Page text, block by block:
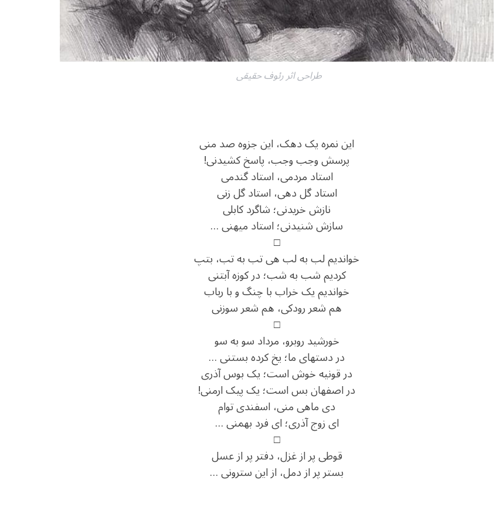
طراحی اثر رئوف حقیقی
این نمره یک دهک، این جزوه صد منی
پرسش وجب وجب، پاسخ کشیدنی!
استاد مردمی، استاد گندمی
استاد گل دهی، استاد گل زنی
نازش خریدنی؛ شاگرد کابلی
سازش شنیدنی؛ استاد میهنی …
□
خواندیم لب به لب هی تب به تب، بتپ
کردیم شب به شب؛ در کوزه آبتنی
خواندیم یک خراب با چنگ و با رباب
هم شعر رودکی، هم شعر سوزنی
□
خورشید روبرو، مرداد سو به سو
در دستهای ما؛ یخ کرده بستنی …
در قونیه خوش است؛ یک بوس آذری
در اصفهان بس است؛ یک پیک ارمنی!
دی ماهی منی، اسفندی توام
ای زوج آذری؛ ای فرد بهمنی …
□
قوطی پر از غزل، دفتر پر از عسل
بستر پر از دمل، از این سترونی …